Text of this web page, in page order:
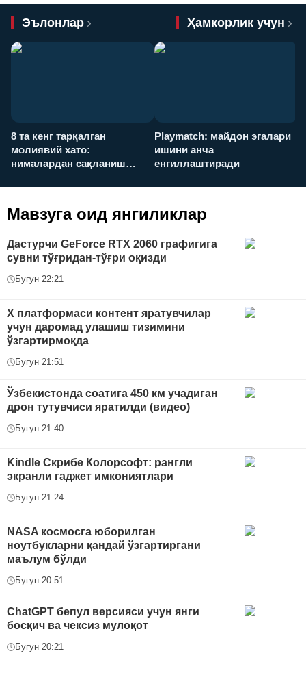
Эълонлар Ҳамкорлик учун
8 та кенг тарқалган
молиявий хато:
нималардан сақланиш
Playmatch: майдон эгалари
ишини анча
енгиллаштиради
Мавзуга оид янгиликлар
Дастурчи GeForce RTX 2060 графигига
сувни тўғридан-тўғри оқизди
Бугун 22:21
Х платформаси контент яратувчилар
учун даромад улашиш тизимини
ўзгартирмоқда
Бугун 21:51
Ўзбекистонда соатига 450 км учадиган
дрон тутувчиси яратилди (видео)
Бугун 21:40
Kindle Скрибе Колорсофт: рангли
экранли гаджет имкониятлари
Бугун 21:24
NASA космосга юборилган
ноутбукларни қандай ўзгартиргани
маълум бўлди
Бугун 20:51
ChatGPT бепул версияси учун янги
босқич ва чексиз мулоқот
Бугун 20:21